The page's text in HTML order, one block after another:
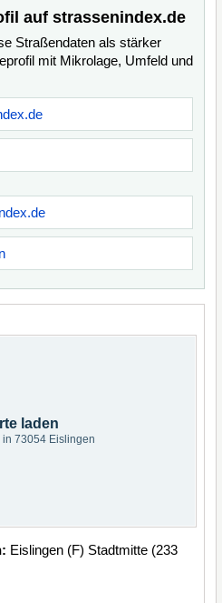
auf strassenindex.de
Straßendaten als stärker
mit Mikrolage, Umfeld und
laden
in 73054 Eislingen
Eislingen (F) Stadtmitte (233